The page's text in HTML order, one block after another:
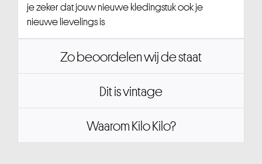
je zeker dat jouw nieuwe kledingstuk ook je
nieuwe lievelings is
Zo beoordelen wij de staat
Dit is vintage
Waarom Kilo Kilo?